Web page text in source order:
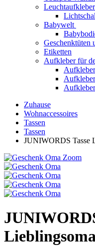
Leuchtaufkleber
Babywelt
Geschenktüten
Etiketten
Aufkleber für
Zuhause
Wohnaccessoires
Tassen
Tassen
JUNIWORDS Tasse
Zoom